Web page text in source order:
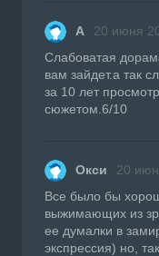
А 20 июня
Слабоватая
вам зайдет.а так
за 10 лет
сюжетом.6/10
Окси 20
Все было бы
выжимающих из
ее думалки в
экспрессия) но,